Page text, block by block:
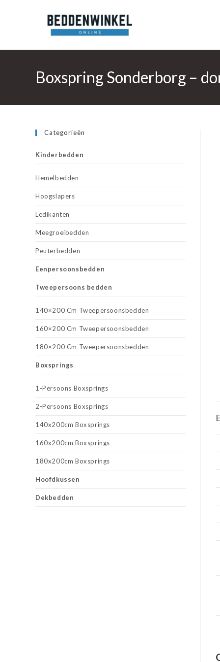
Boxspring Sonderborg –
Categorieën
Kinderbedden
Hemelbedden
Hoogslapers
Ledikanten
Meegroeibedden
Peuterbedden
Eenpersoonsbedden
Tweepersoons bedden
140×200 Cm Tweepersoonsbedden
160×200 Cm Tweepersoonsbedden
180×200 Cm Tweepersoonsbedden
Boxsprings
1-Persoons Boxsprings
2-Persoons Boxsprings
140x200cm Boxsprings
160x200cm Boxsprings
180x200cm Boxsprings
Hoofdkussen
Dekbedden